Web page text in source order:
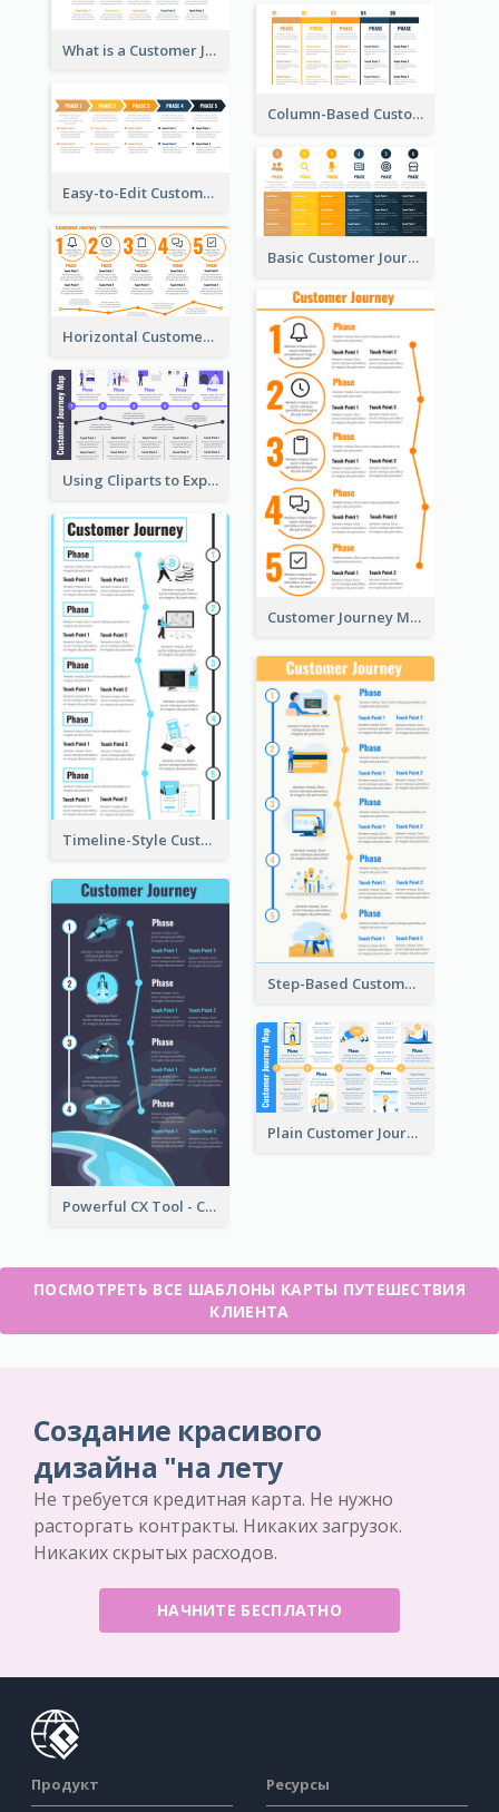
What is a Customer Journey Map?
Column-Based Customer Journey Map Template
Easy-to-Edit Customer Journey Map Template
Basic Customer Journey Map Template
Horizontal Customer Journey Map Template
Customer Journey Mapping Step-by-Step
Using Cliparts to Explain Phases in CJM
Timeline-Style Customer Journey Map Template
Step-Based Customer Journey Map Template
Powerful CX Tool - Customer Journey Map
Plain Customer Journey Map Template
ПОСМОТРЕТЬ ВСЕ ШАБЛОНЫ КАРТЫ ПУТЕШЕСТВИЯ
КЛИЕНТА
Создание красивого
дизайна "на лету
Не требуется кредитная карта. Не нужно
расторгать контракты. Никаких загрузок.
Никаких скрытых расходов.
НАЧНИТЕ БЕСПЛАТНО
Продукт Ресурсы